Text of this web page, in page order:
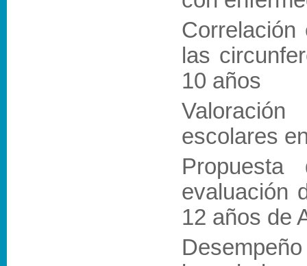
las
10 años
escolares
evaluación
12 años de